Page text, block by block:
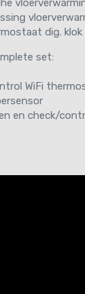
dig. klok
set:
WiFi
en check/